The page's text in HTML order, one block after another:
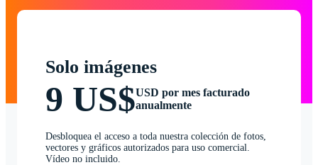
Solo imágenes
9 US$USD por mes facturado
anualmente
Desbloquea el acceso a toda nuestra colección de fotos,
vectores y gráficos autorizados para uso comercial.
Vídeo no incluido.